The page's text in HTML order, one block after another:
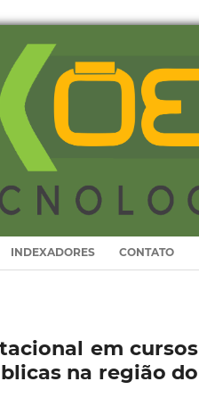
INDEXADORES CONTATO
em cursos
na região do